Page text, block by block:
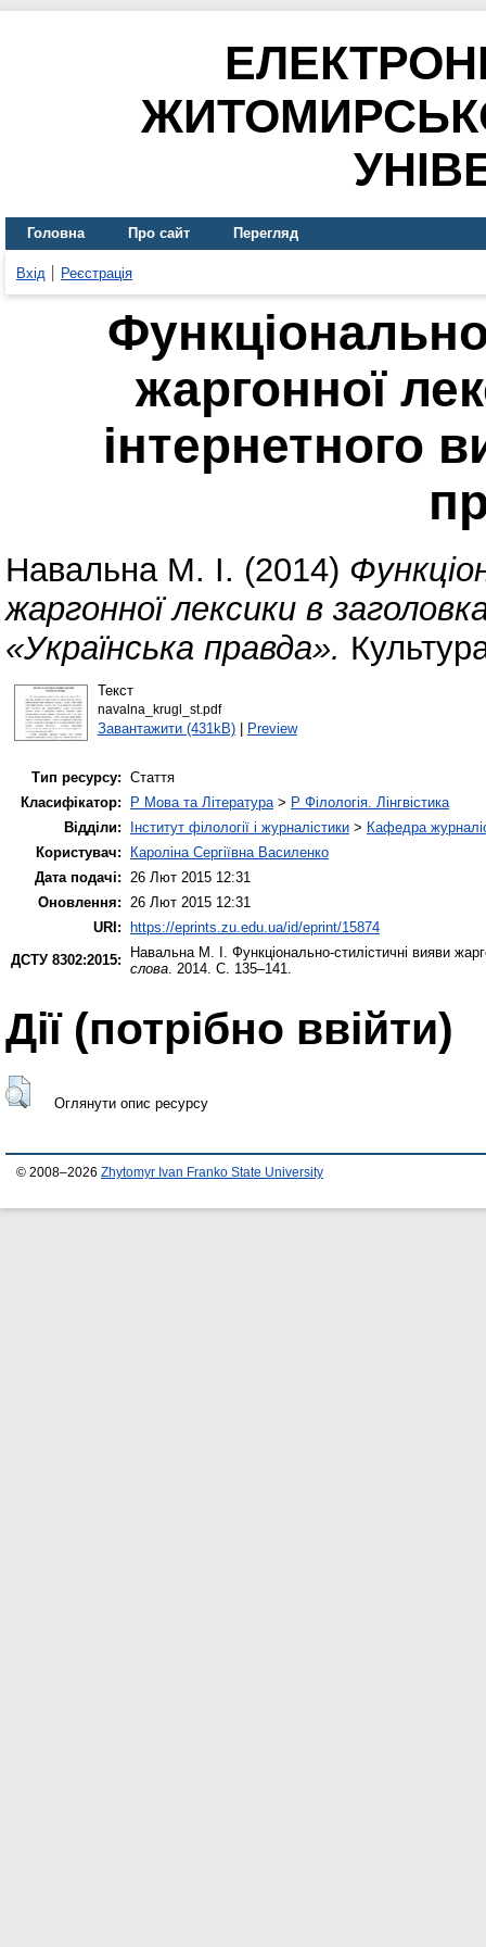
Головна Про сайт Перегляд
Вхід Реєстрація
жаргонної
інтернетного
Навальна М. І. (2014)
жаргонної лексики в
«Українська правда».
Текст
navalna_krugl_st.pdf
Завантажити (431kB)| Preview
Тип ресурсу: Стаття
Класифікатор:
P Мова та Література> P Філологія. Лінгвістика
Відділи:
Інститут філології і журналістики > Кафедра
Користувач:
Кароліна Сергіївна Василенко
Дата подачі: 26 Лют 2015 12:31
Оновлення: 26 Лют 2015 12:31
URI:
https://eprints.zu.edu.ua/id/eprint/15874
ДСТУ 8302:2015:
Навальна М. І. Функціонально-стилістичні вияви
слова. 2014. С. 135–141.
Дії ​​(потрібно ввійти)
Оглянути опис ресурсу
© 2008–2026 Zhytomyr Ivan Franko State University